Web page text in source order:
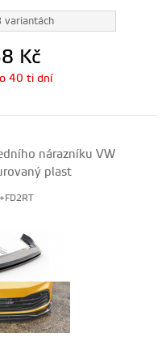
variantách
Kč
40 ti dní
nárazníku VW
plast